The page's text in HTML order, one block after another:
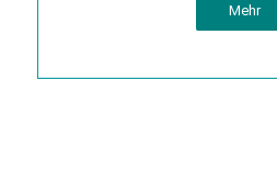
Mehr